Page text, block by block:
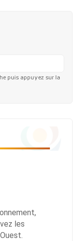
puis appuyez sur la
les